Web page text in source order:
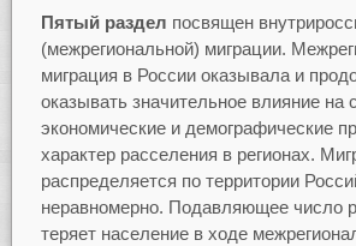
Пятый раздел посвящен
(межрегиональной) миграции.
миграция в России оказывала и
оказывать значительное влияние на
экономические и демографические
характер расселения в регионах.
распределяется по территории
неравномерно. Подавляющее число
теряет население в ходе